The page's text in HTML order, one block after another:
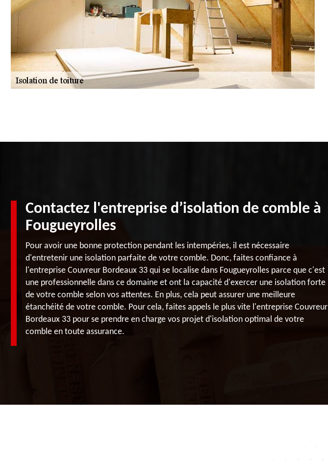
Contactez l'entreprise d’isolation de comble à
Fougueyrolles
Pour avoir une bonne protection pendant les intempéries, il est nécessaire
d'entretenir une isolation parfaite de votre comble. Donc, faites confiance à
l'entreprise Couvreur Bordeaux 33 qui se localise dans Fougueyrolles parce que c'est
une professionnelle dans ce domaine et ont la capacité d'exercer une isolation forte
de votre comble selon vos attentes. En plus, cela peut assurer une meilleure
étanchéité de votre comble. Pour cela, faites appels le plus vite l'entreprise Couvreur
Bordeaux 33 pour se prendre en charge vos projet d'isolation optimal de votre
comble en toute assurance.